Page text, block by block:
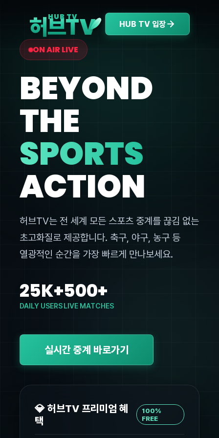
HUB TV
허브TV HUB TV 입장
ON AIR LIVE
BEYOND
THE
SPORTS
ACTION
허브TV는 전 세계 모든 스포츠 중계를 끊김 없는
초고화질로 제공합니다. 축구, 야구, 농구 등
열광적인 순간을 가장 빠르게 만나보세요.
25K+
DAILY USERS
500+
LIVE MATCHES
실시간 중계 바로가기
💎 허브TV 프리미엄 혜
택
100%
FREE